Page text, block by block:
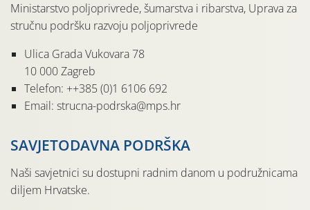
Ministarstvo poljoprivrede, šumarstva i ribarstva, Uprava za
stručnu podršku razvoju poljoprivrede
Ulica Grada Vukovara 78
10 000 Zagreb
Telefon: ++385 (0)1 6106 692
Email: strucna-podrska@mps.hr
SAVJETODAVNA PODRŠKA
Naši savjetnici su dostupni radnim danom u podružnicama
diljem Hrvatske.